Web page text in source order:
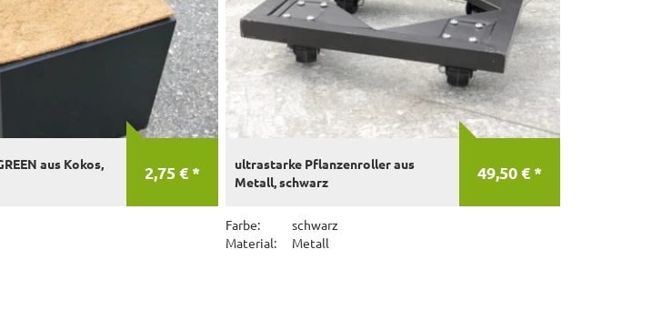
2,75 € *
aus Kokos,
49,50 € *
ultrastarke Pflanzenroller aus
Metall, schwarz
Farbe:
schwarz
Material:
Metall